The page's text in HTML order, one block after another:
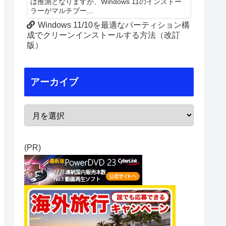
ラーがマルチブー...
Windows 11/10を最適なパーティション構
成でクリーンインストールする方法（改訂
版）
アーカイブ
(PR)